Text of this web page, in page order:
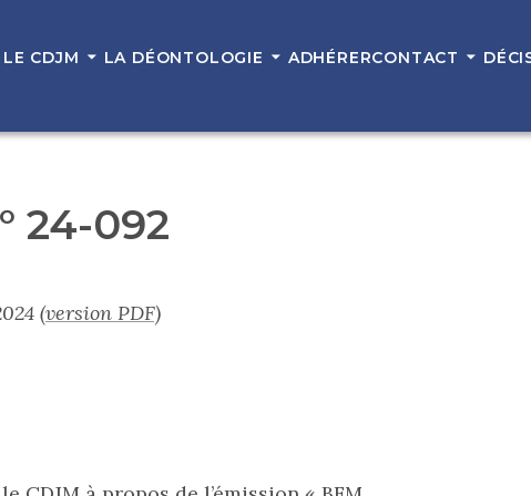
LE CDJM LA DÉONTOLOGIE ADHÉRERCONTACT
24-092
(version PDF)